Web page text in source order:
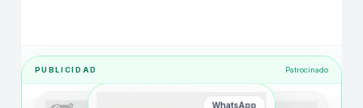
PUBLICIDAD Patrocinado
WhatsApp